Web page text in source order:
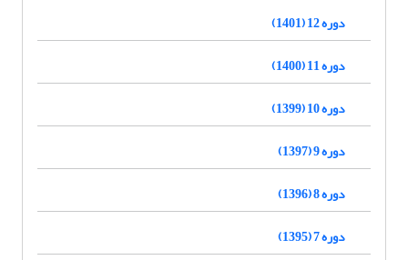
دوره 12 (1401)
دوره 11 (1400)
دوره 10 (1399)
دوره 9 (1397)
دوره 8 (1396)
دوره 7 (1395)